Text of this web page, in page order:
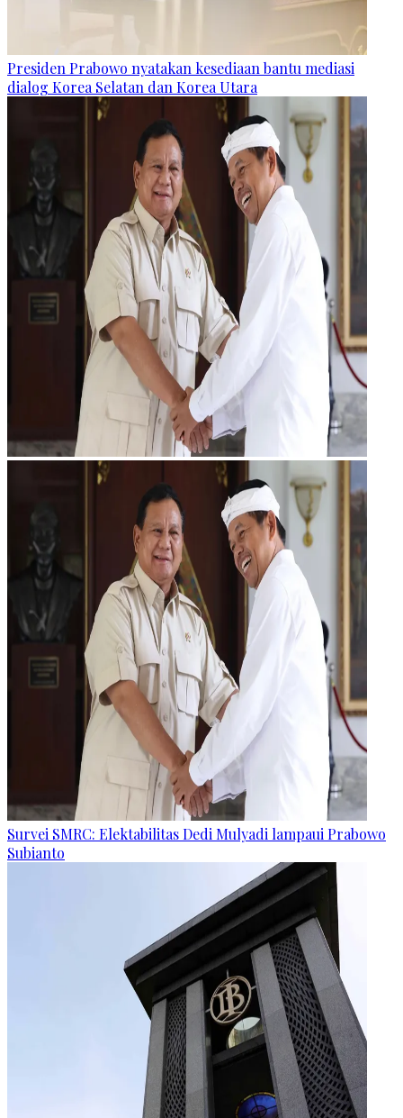
Presiden Prabowo nyatakan kesediaan bantu mediasi
dialog Korea Selatan dan Korea Utara
Survei SMRC: Elektabilitas Dedi Mulyadi lampaui Prabowo
Subianto